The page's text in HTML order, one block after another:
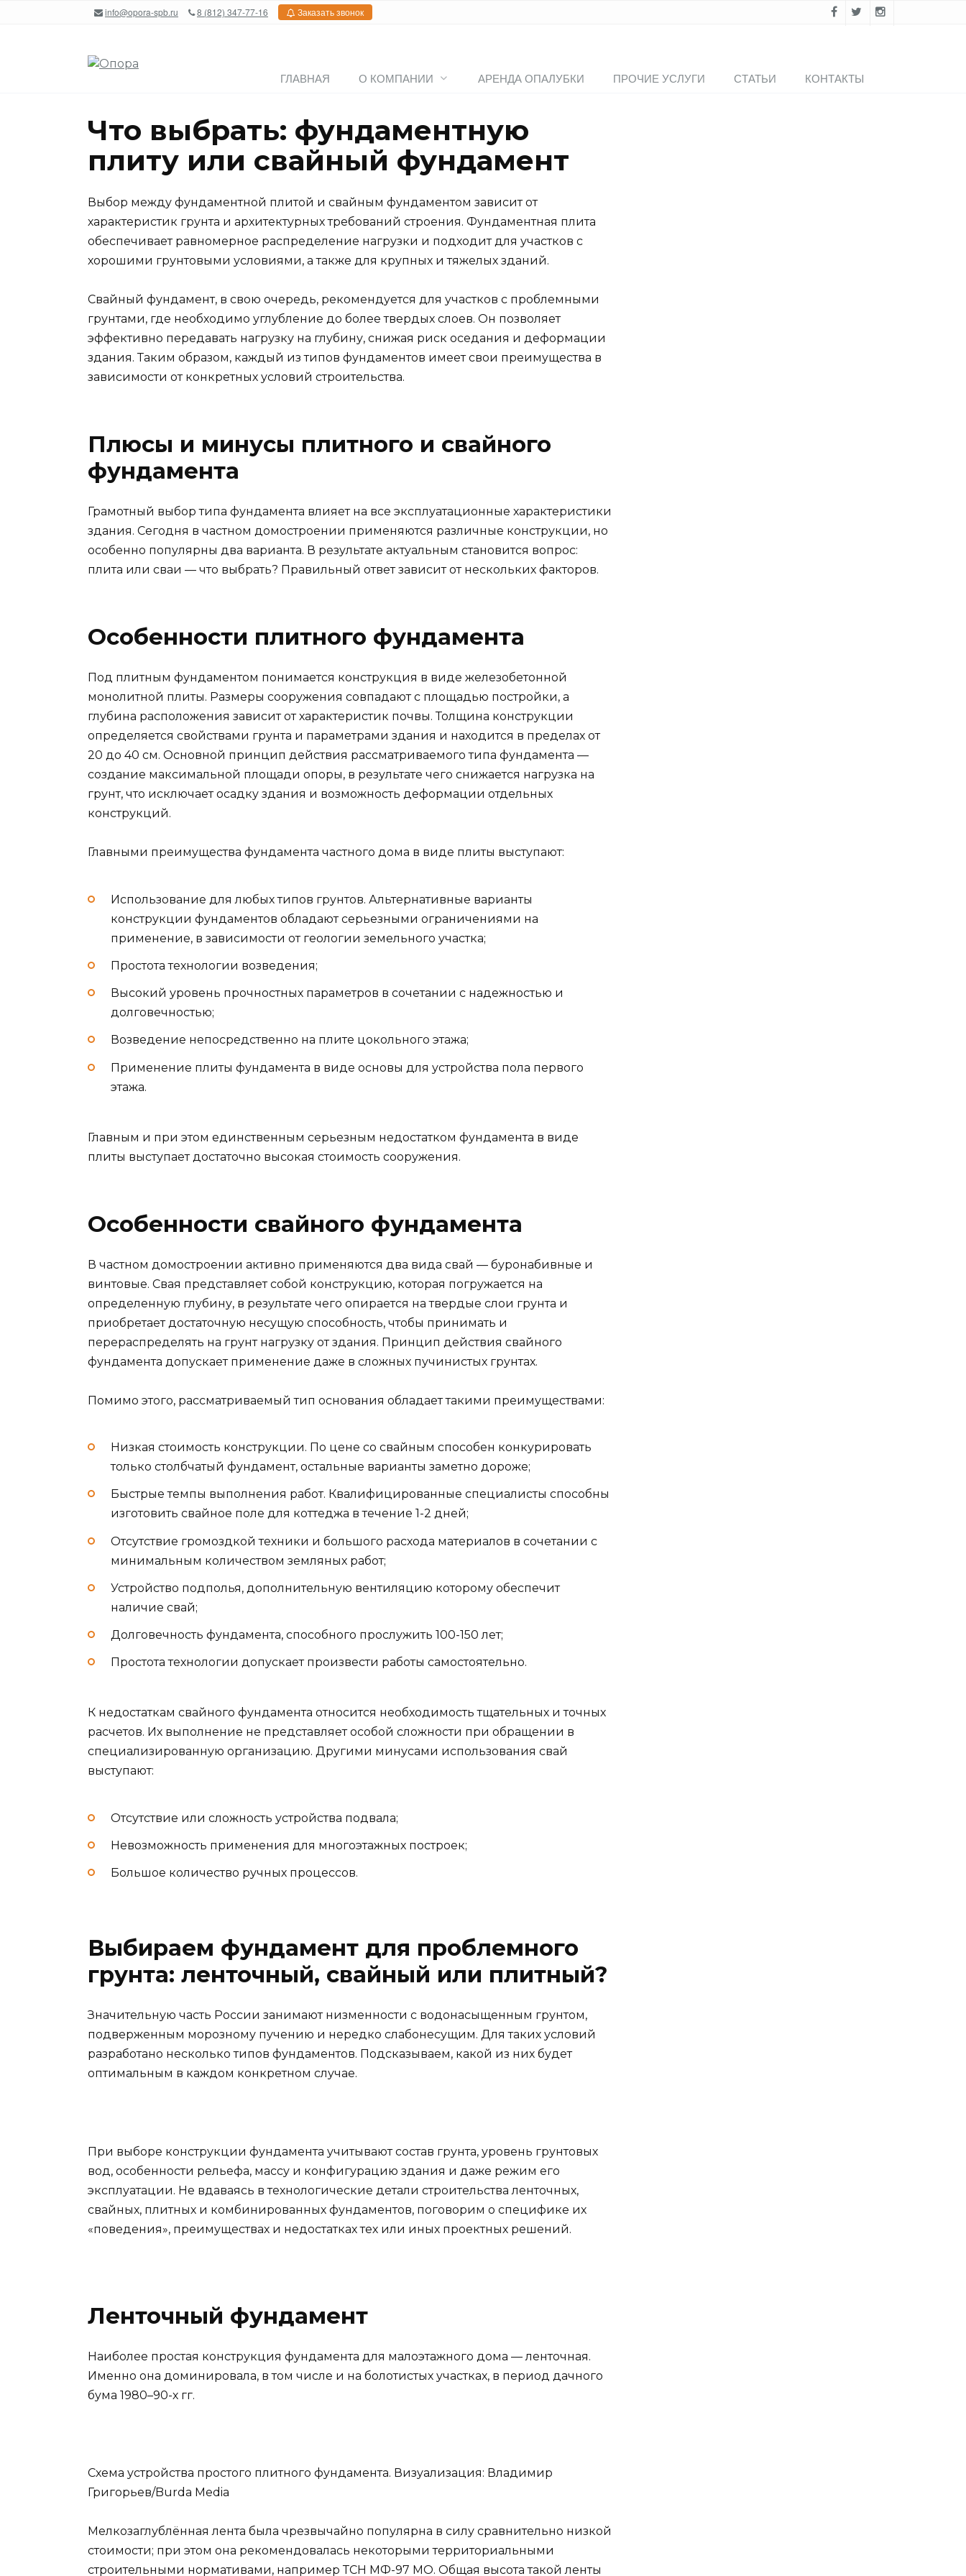
info@opora-spb.ru 8 (812) 347-77-16 Заказать звонок
ГЛАВНАЯ О КОМПАНИИ АРЕНДА ОПАЛУБКИ ПРОЧИЕ УСЛУГИ СТАТЬИ КОНТАКТЫ
Что выбрать: фундаментную
плиту или свайный фундамент
Выбор между фундаментной плитой и свайным фундаментом зависит от
характеристик грунта и архитектурных требований строения. Фундаментная плита
обеспечивает равномерное распределение нагрузки и подходит для участков с
хорошими грунтовыми условиями, а также для крупных и тяжелых зданий.
Свайный фундамент, в свою очередь, рекомендуется для участков с проблемными
грунтами, где необходимо углубление до более твердых слоев. Он позволяет
эффективно передавать нагрузку на глубину, снижая риск оседания и деформации
здания. Таким образом, каждый из типов фундаментов имеет свои преимущества в
зависимости от конкретных условий строительства.
Плюсы и минусы плитного и свайного
фундамента
Грамотный выбор типа фундамента влияет на все эксплуатационные характеристики
здания. Сегодня в частном домостроении применяются различные конструкции, но
особенно популярны два варианта. В результате актуальным становится вопрос:
плита или сваи — что выбрать? Правильный ответ зависит от нескольких факторов.
Особенности плитного фундамента
Под плитным фундаментом понимается конструкция в виде железобетонной
монолитной плиты. Размеры сооружения совпадают с площадью постройки, а
глубина расположения зависит от характеристик почвы. Толщина конструкции
определяется свойствами грунта и параметрами здания и находится в пределах от
20 до 40 см. Основной принцип действия рассматриваемого типа фундамента —
создание максимальной площади опоры, в результате чего снижается нагрузка на
грунт, что исключает осадку здания и возможность деформации отдельных
конструкций.
Главными преимущества фундамента частного дома в виде плиты выступают:
Использование для любых типов грунтов. Альтернативные варианты
конструкции фундаментов обладают серьезными ограничениями на
применение, в зависимости от геологии земельного участка;
Простота технологии возведения;
Высокий уровень прочностных параметров в сочетании с надежностью и
долговечностью;
Возведение непосредственно на плите цокольного этажа;
Применение плиты фундамента в виде основы для устройства пола первого
этажа.
Главным и при этом единственным серьезным недостатком фундамента в виде
плиты выступает достаточно высокая стоимость сооружения.
Особенности свайного фундамента
В частном домостроении активно применяются два вида свай — буронабивные и
винтовые. Свая представляет собой конструкцию, которая погружается на
определенную глубину, в результате чего опирается на твердые слои грунта и
приобретает достаточную несущую способность, чтобы принимать и
перераспределять на грунт нагрузку от здания. Принцип действия свайного
фундамента допускает применение даже в сложных пучинистых грунтах.
Помимо этого, рассматриваемый тип основания обладает такими преимуществами:
Низкая стоимость конструкции. По цене со свайным способен конкурировать
только столбчатый фундамент, остальные варианты заметно дороже;
Быстрые темпы выполнения работ. Квалифицированные специалисты способны
изготовить свайное поле для коттеджа в течение 1-2 дней;
Отсутствие громоздкой техники и большого расхода материалов в сочетании с
минимальным количеством земляных работ;
Устройство подполья, дополнительную вентиляцию которому обеспечит
наличие свай;
Долговечность фундамента, способного прослужить 100-150 лет;
Простота технологии допускает произвести работы самостоятельно.
К недостаткам свайного фундамента относится необходимость тщательных и точных
расчетов. Их выполнение не представляет особой сложности при обращении в
специализированную организацию. Другими минусами использования свай
выступают:
Отсутствие или сложность устройства подвала;
Невозможность применения для многоэтажных построек;
Большое количество ручных процессов.
Выбираем фундамент для проблемного
грунта: ленточный, свайный или плитный?
Значительную часть России занимают низменности с водонасыщенным грунтом,
подверженным морозному пучению и нередко слабонесущим. Для таких условий
разработано несколько типов фундаментов. Подсказываем, какой из них будет
оптимальным в каждом конкретном случае.
При выборе конструкции фундамента учитывают состав грунта, уровень грунтовых
вод, особенности рельефа, массу и конфигурацию здания и даже режим его
эксплуатации. Не вдаваясь в технологические детали строительства ленточных,
свайных, плитных и комбинированных фундаментов, поговорим о специфике их
«поведения», преимуществах и недостатках тех или иных проектных решений.
Ленточный фундамент
Наиболее простая конструкция фундамента для малоэтажного дома — ленточная.
Именно она доминировала, в том числе и на болотистых участках, в период дачного
бума 1980–90-х гг.
Схема устройства простого плитного фундамента. Визуализация: Владимир
Григорьев/Burda Media
Мелкозаглублённая лента была чрезвычайно популярна в силу сравнительно низкой
стоимости; при этом она рекомендовалась некоторыми территориальными
строительными нормативами, например ТСН МФ-97 МО. Общая высота такой ленты